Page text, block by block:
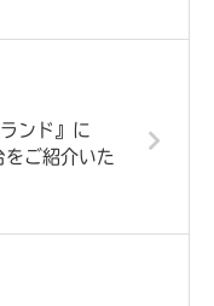
ンド』に
をご紹介いた